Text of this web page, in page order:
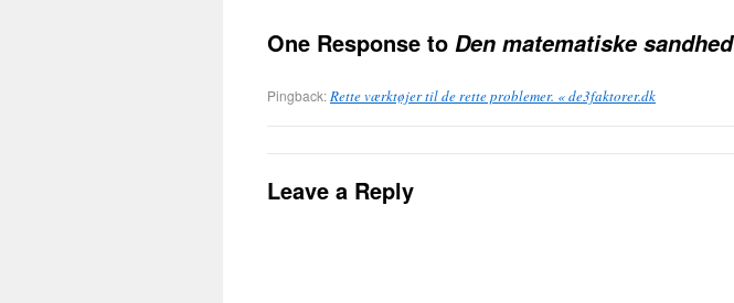
One Response to Den matematiske sandhed
Pingback:Rette værktøjer til de rette problemer. « de3faktorer.dk
Leave a Reply